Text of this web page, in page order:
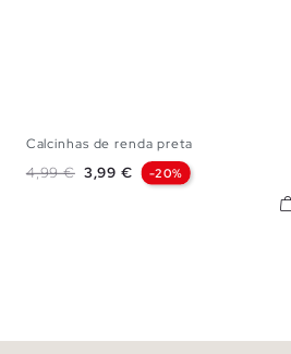
M
Calcinhas de renda preta
Preço normal
4,99 € Preço
3,99 € -20%